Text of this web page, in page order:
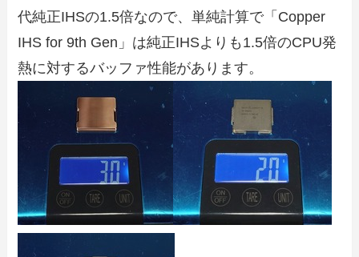
代純正IHSの1.5倍なので、単純計算で「Copper
IHS for 9th Gen」は純正IHSよりも1.5倍のCPU発
熱に対するバッファ性能があります。